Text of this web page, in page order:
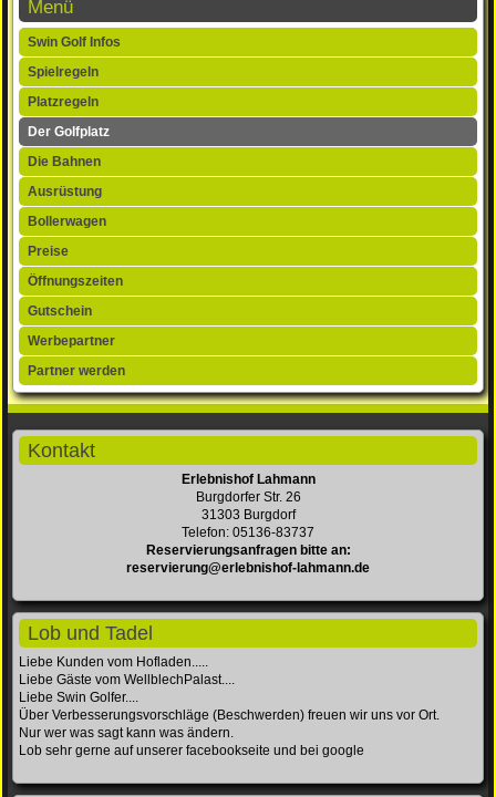
Menü
Navigation
überspringen
Swin Golf Infos
Spielregeln
Platzregeln
Der Golfplatz
Die Bahnen
Ausrüstung
Bollerwagen
Preise
Öffnungszeiten
Gutschein
Werbepartner
Partner werden
Kontakt
Erlebnishof Lahmann
Burgdorfer Str. 26
31303 Burgdorf
Telefon: 05136-83737
Reservierungsanfragen bitte an:
reservierung@erlebnishof-lahmann.de
Lob und Tadel
Liebe Kunden vom Hofladen.....
Liebe Gäste vom WellblechPalast....
Liebe Swin Golfer....
Über Verbesserungsvorschläge (Beschwerden) freuen wir uns vor Ort.
Nur wer was sagt kann was ändern.
Lob sehr gerne auf unserer facebookseite und bei google